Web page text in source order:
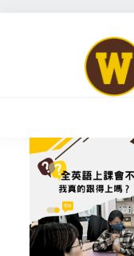
Skip
Skip
Skip
WMU-
GIMBA
全球創
新管理